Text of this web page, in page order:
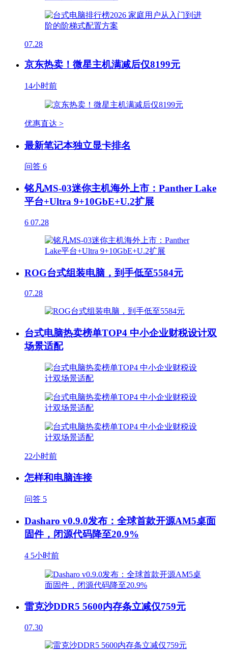
07.28
京东热卖！微星主机满减后仅8199元
14小时前
优惠直达 >
最新笔记本独立显卡排名
问答 6
铭凡MS-03迷你主机海外上市：Panther Lake
平台+Ultra 9+10GbE+U.2扩展
6 07.28
ROG台式组装电脑，到手低至5584元
07.28
台式电脑热卖榜单TOP4 中小企业财税设计双
场景适配
22小时前
怎样和电脑连接
问答 5
Dasharo v0.9.0发布：全球首款开源AM5桌面
固件，闭源代码降至20.9%
4 5小时前
雷克沙DDR5 5600内存条立减仅759元
07.30